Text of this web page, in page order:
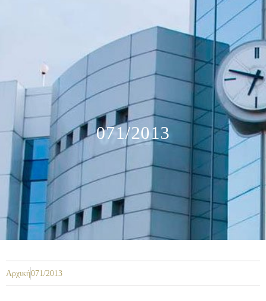
071/2013
Αρχική071/2013